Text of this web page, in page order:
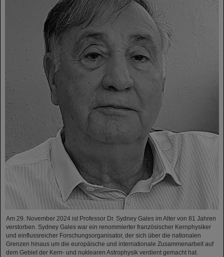
Am 29. November 2024 ist Professor Dr. Sydney Gales im Alter von 81 Jahren
verstorben. Sydney Gales war ein renommierter französischer Kernphysiker
und einflussreicher Forschungsorganisator, der sich über die nationalen
Grenzen hinaus um die europäische und internationale Zusammenarbeit auf
dem Gebiet der Kern- und nuklearen Astrophysik verdient gemacht hat.